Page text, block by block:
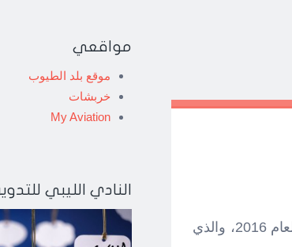
، صدر التقرير الدوري الثالث للعام 2016، والذي
مواقعي
موقع بلد الطيوب
خربشات
My Aviation
النادي الليبي